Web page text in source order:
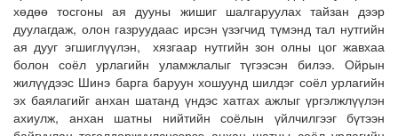
хөдөө тосгоны ая дууны жишиг шалгаруулах тайзан дээр
дуулагдаж, олон газруудаас ирсэн үзэгчид түмэнд тал нутгийн
ая дууг эгшиглүүлэн, хязгаар нутгийн зон олны цог жавхаа
болон соёл урлагийн уламжлалыг түгээсэн билээ. Ойрын
жилүүдээс Шинэ барга баруун хошуунд шилдэг соёл урлагийн
эх баялагийг анхан шатанд үндэс хатгах ажлыг үргэлжлүүлэн
ахиулж, анхан шатны нийтийн соёлын үйлчилгээг бүтээн